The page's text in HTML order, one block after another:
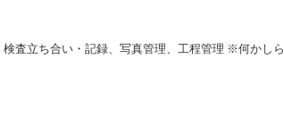
査立ち合い・記録、写真管理、工程管理 ※何かし